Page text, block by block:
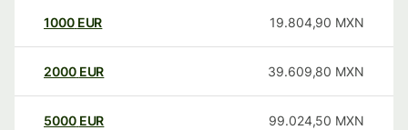
1000 EUR 19.804,90 MXN
2000 EUR 39.609,80 MXN
5000 EUR 99.024,50 MXN